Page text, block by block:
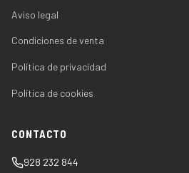
Aviso legal
Condiciones de venta
Política de privacidad
Política de cookies
CONTACTO
928 232 844